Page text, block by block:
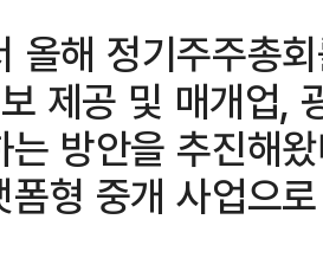
올해 정기주주총
제공 및 매개업,
방안을 추진해
형 중개 사업으